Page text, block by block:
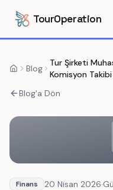
TourOperation
Blog
Tur Şirketi
Komisyon Takibi
Blog'a Dön
Finans 20 Nisan 2026·